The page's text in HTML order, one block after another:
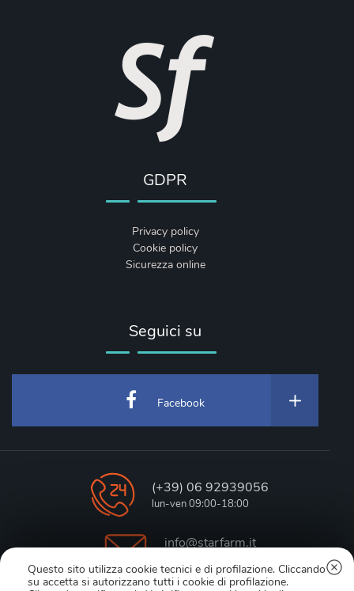
GDPR
Privacy policy
Cookie policy
Sicurezza online
Seguici su
Facebook
(+39) 06 92939056
lun-ven 09:00-18:00
info@starfarm.it
Questo sito utilizza cookie tecnici e di profilazione. Cliccando
su accetta si autorizzano tutti i cookie di profilazione.